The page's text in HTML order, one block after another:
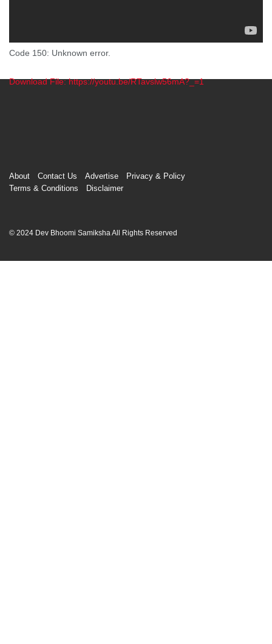
Code 150: Unknown error.
Download File: https://youtu.be/RTavslw56mA?_=1
About Contact Us Advertise
Privacy & Policy
Terms & Conditions
Disclaimer
© 2024 Dev Bhoomi Samiksha All Rights Reserved